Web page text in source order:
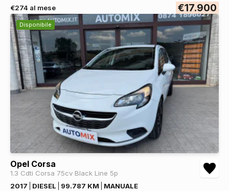
€274 al mese
€17.900
Disponibile
Opel Corsa
1.3 Cdti Corsa 75cv Black Line 5p
2017
DIESEL 99.787 KM
MANUALE